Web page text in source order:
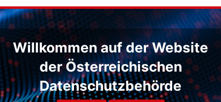
Willkommen auf der Website
der Österreichischen
Datenschutzbehörde